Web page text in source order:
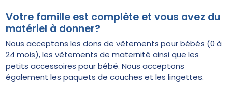
Votre famille est complète et vous avez du
matériel à donner?
Nous acceptons les dons de vêtements pour bébés (0 à
24 mois), les vêtements de maternité ainsi que les
petits accessoires pour bébé. Nous acceptons
également les paquets de couches et les lingettes.